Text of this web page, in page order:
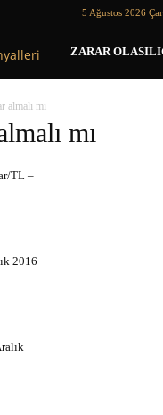
5 Ağustos 2026
Forex
ZARAR
almalı mı
mı
TL –
2016